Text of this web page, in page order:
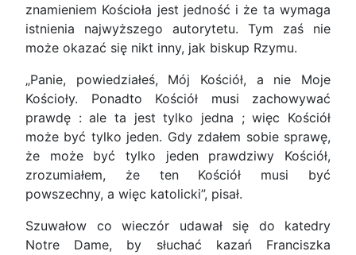
znamieniem Kościoła jest jedność i że ta wymaga
istnienia najwyższego autorytetu. Tym zaś nie
może okazać się nikt inny, jak biskup Rzymu.
„Panie, powiedziałeś, Mój Kościół, a nie Moje
Kościoły. Ponadto Kościół musi zachowywać
prawdę : ale ta jest tylko jedna ; więc Kościół
może być tylko jeden. Gdy zdałem sobie sprawę,
że może być tylko jeden prawdziwy Kościół,
zrozumiałem, że ten Kościół musi być
powszechny, a więc katolicki”, pisał.
Szuwałow co wieczór udawał się do katedry
Notre Dame, by słuchać kazań Franciszka